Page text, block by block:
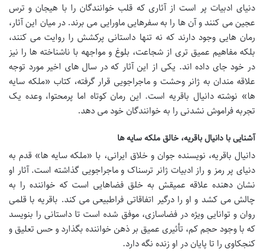
دنیای ادبیات پر است از آثاری که قلب خوانندگان را با هیجان و ترس
عجین می کنند و آن ها را به سفرهایی ماورایی می برند. در میان این آثار،
رمان هایی وجود دارند که نه تنها داستانی پرکشش را روایت می کنند،
بلکه مفاهیم عمیق تری از شجاعت، بلوغ و مواجهه با ناشناخته ها را نیز
در خود جای داده اند. یکی از این آثار که در سال های اخیر مورد توجه
علاقه مندان به ژانر وحشت و ماجراجویی قرار گرفته، کتاب «ملکه سایه
ها» نوشته دانیال باقریه است. این رمان کوتاه اما پرمحتوا، وعده یک
تجربه فراموش نشدنی را به خوانندگان خود می دهد.
آشنایی با دانیال باقریه، خالق ملکه سایه ها
دانیال باقریه، نویسنده جوان و خلاق ایرانی، با «ملکه سایه ها» قدم به
دنیای پر رمز و راز ادبیات ژانر ترسناک و ماجراجویی گذاشته است. آثار او
نشان دهنده علاقه عمیقش به خلق فضاهایی است که خواننده را به
چالش می کشد و او را درگیر اتفاقاتی فراطبیعی می کند. باقریه با قلمی
روان و توانایی ویژه در فضاسازی، موفق شده است تا داستانی را بنویسد
که با وجود حجم کم، تأثیری عمیق بر ذهن خواننده بگذارد و حس تعلیق و
کنجکاوی را تا پایان در او زنده نگه دارد.